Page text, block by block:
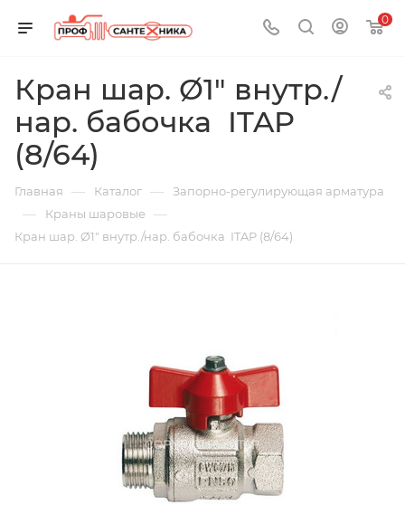
0
Кран шар. Ø1" внутр./
нар. бабочка ITAP
(8/64)
Главная — Каталог — Запорно-регулирующая арматура
— Краны шаровые —
Кран шар. Ø1" внутр./нар. бабочка ITAP (8/64)